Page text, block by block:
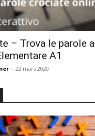
– Trova le parole al
A1
- 22 mars 2020